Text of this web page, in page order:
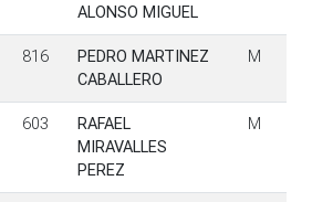
ALONSO MIGUEL
816
PEDRO MARTINEZ
CABALLERO
M
603
RAFAEL
MIRAVALLES
PEREZ
M